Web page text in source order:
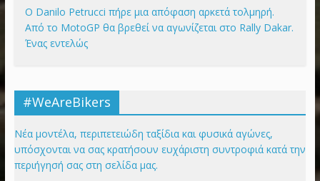
Ο Danilo Petrucci πήρε μια απόφαση αρκετά τολμηρή.
Από το MotoGP θα βρεθεί να αγωνίζεται στο Rally Dakar.
Ένας εντελώς
#WeAreBikers
Νέα μοντέλα, περιπετειώδη ταξίδια και φυσικά αγώνες,
υπόσχονται να σας κρατήσουν ευχάριστη συντροφιά κατά την
περιήγησή σας στη σελίδα μας.